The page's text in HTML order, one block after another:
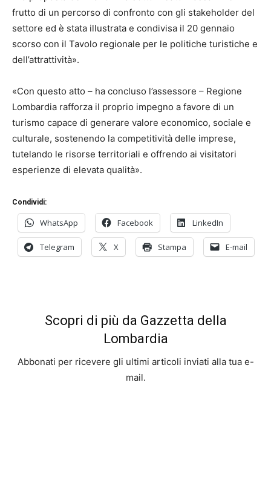
frutto di un percorso di confronto con gli stakeholder del
settore ed è stata illustrata e condivisa il 20 gennaio
scorso con il Tavolo regionale per le politiche turistiche e
dell’attrattività».
«Con questo atto – ha concluso l’assessore – Regione
Lombardia rafforza il proprio impegno a favore di un
turismo capace di generare valore economico, sociale e
culturale, sostenendo la competitività delle imprese,
tutelando le risorse territoriali e offrendo ai visitatori
esperienze di elevata qualità».
Condividi:
WhatsApp Facebook LinkedIn
Telegram X Stampa E-mail
Scopri di più da Gazzetta della
Lombardia
Abbonati per ricevere gli ultimi articoli inviati alla tua e-
mail.